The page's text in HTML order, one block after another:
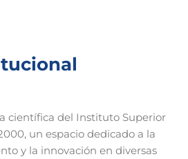
científica del Instituto Superior
un espacio dedicado a la
y la innovación en diversas